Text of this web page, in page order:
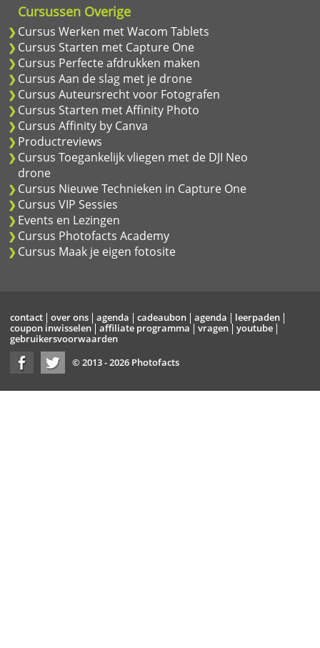
Cursussen Overige
Cursus Werken met Wacom Tablets
Cursus Starten met Capture One
Cursus Perfecte afdrukken maken
Cursus Aan de slag met je drone
Cursus Auteursrecht voor Fotografen
Cursus Starten met Affinity Photo
Cursus Affinity by Canva
Productreviews
Cursus Toegankelijk vliegen met de DJI Neo
drone
Cursus Nieuwe Technieken in Capture One
Cursus VIP Sessies
Events en Lezingen
Cursus Photofacts Academy
Cursus Maak je eigen fotosite
contact over ons agenda cadeaubon agenda
leerpaden
coupon inwisselen
affiliate programma vragen
youtube
gebruikersvoorwaarden
© 2013 - 2026 Photofacts